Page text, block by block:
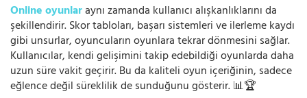
Online oyunlaraynı zamanda kullanıcı alışkanlıklarını da
şekillendirir. Skor tabloları, başarı sistemleri ve ilerleme kaydı
gibi unsurlar, oyuncuların oyunlara tekrar dönmesini sağlar.
Kullanıcılar, kendi gelişimini takip edebildiği oyunlarda daha
uzun süre vakit geçirir. Bu da kaliteli oyun içeriğinin, sadece
eğlence değil süreklilik de sunduğunu gösterir. 📊🏆